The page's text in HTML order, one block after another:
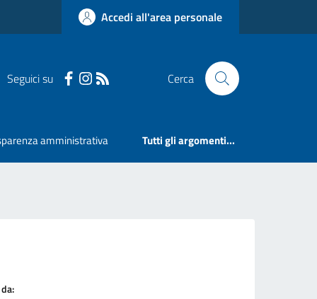
Accedi all'area personale
Seguici su Cerca
amministrativa Tutti gli argomenti...